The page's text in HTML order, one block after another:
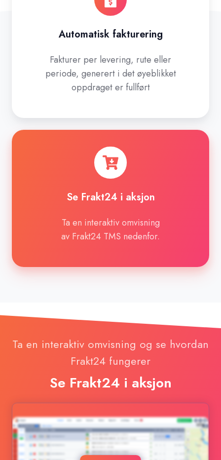
Automatisk fakturering
Fakturer per levering, rute eller
periode, generert i det øyeblikket
oppdraget er fullført
Se Frakt24 i aksjon
Ta en interaktiv omvisning
av Frakt24 TMS nedenfor.
Frakt24
i
aksjon
Ta en interaktiv omvisning og se hvordan
Frakt24 fungerer
Se Frakt24 i aksjon